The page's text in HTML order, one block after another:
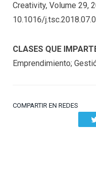
Creativity, Volume 29,
10.1016/
CLASES QUE
Emprendimiento;
COMPARTIR EN REDES